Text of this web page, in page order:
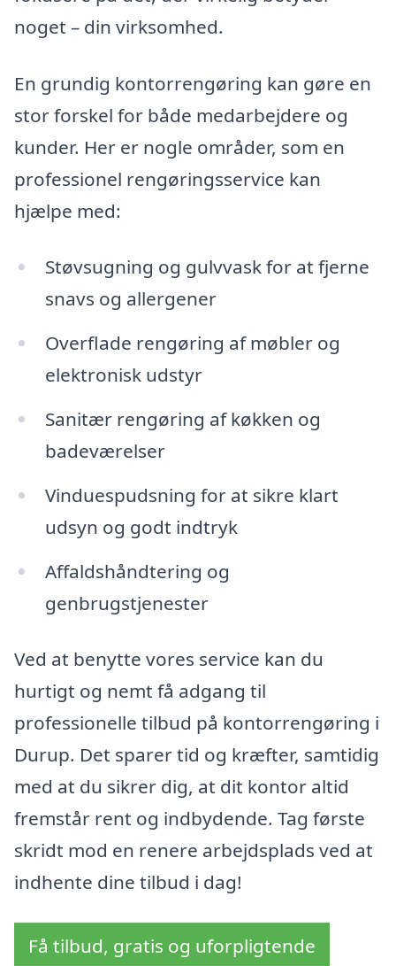
noget – din virksomhed.
En grundig kontorrengøring kan gøre en
stor forskel for både medarbejdere og
kunder. Her er nogle områder, som en
professionel rengøringsservice kan
hjælpe med:
Støvsugning og gulvvask for at fjerne
snavs og allergener
Overflade rengøring af møbler og
elektronisk udstyr
Sanitær rengøring af køkken og
badeværelser
Vinduespudsning for at sikre klart
udsyn og godt indtryk
Affaldshåndtering og
genbrugstjenester
Ved at benytte vores service kan du
hurtigt og nemt få adgang til
professionelle tilbud på kontorrengøring i
Durup. Det sparer tid og kræfter, samtidig
med at du sikrer dig, at dit kontor altid
fremstår rent og indbydende. Tag første
skridt mod en renere arbejdsplads ved at
indhente dine tilbud i dag!
Få tilbud, gratis og uforpligtende